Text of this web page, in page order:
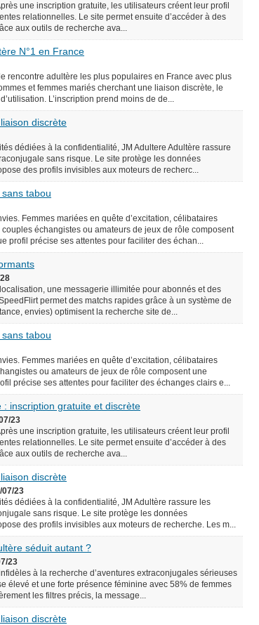
une inscription gratuite, les utilisateurs créent leur profil
relationnelles. Le site permet ensuite d’accéder à des
aux outils de recherche ava...
N°1 en France
rencontre adultère les plus populaires en France avec plus
et femmes mariés cherchant une liaison discrète, le
L’inscription prend moins de de...
discrète
dédiées à la confidentialité, JM Adultere Adultère rassure
sans risque. Le site protège les données
des profils invisibles aux moteurs de recherc...
tabou
Femmes mariées en quête d’excitation, célibataires
échangistes ou amateurs de jeux de rôle composent
profil précise ses attentes pour faciliter des échan...
une messagerie illimitée pour abonnés et des
permet des matchs rapides grâce à un système de
envies) optimisent la recherche site de...
tabou
Femmes mariées en quête d’excitation, célibataires
ou amateurs de jeux de rôle composent une
précise ses attentes pour faciliter des échanges clairs e...
inscription gratuite et discrète
23
une inscription gratuite, les utilisateurs créent leur profil
relationnelles. Le site permet ensuite d’accéder à des
aux outils de recherche ava...
discrète
07/23
dédiées à la confidentialité, JM Adultère rassure les
sans risque. Le site protège les données
des profils invisibles aux moteurs de recherche. Les m...
séduit autant ?
23
à la recherche d’aventures extraconjugales sérieuses
élevé et une forte présence féminine avec 58% de femmes
les filtres précis, la message...
discrète